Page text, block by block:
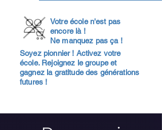
Votre école n'est pas
encore là !
Ne manquez pas ça !
Soyez pionnier ! Activez votre
école. Rejoignez le groupe et
gagnez la gratitude des générations
futures !